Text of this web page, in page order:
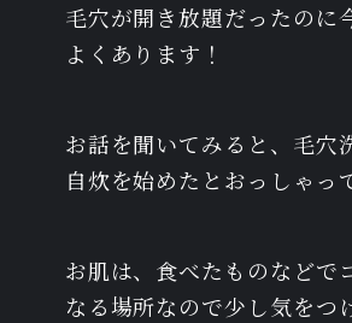
毛穴が開き放題だったのに
よくあります！
お話を聞いてみると、毛穴
自炊を始めたとおっしゃっ
お肌は、食べたものなどで
なる場所なので少し気をつ